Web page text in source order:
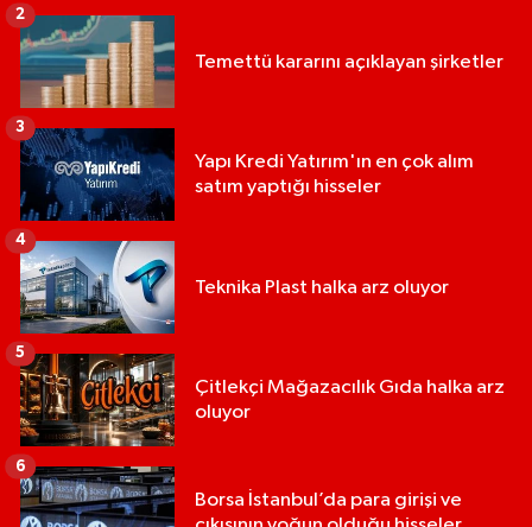
Temettü kararını açıklayan şirketler
2
Yapı Kredi Yatırım'ın en çok alım
satım yaptığı hisseler
3
Teknika Plast halka arz oluyor
4
Çitlekçi Mağazacılık Gıda halka arz
oluyor
5
Borsa İstanbul’da para girişi ve
6